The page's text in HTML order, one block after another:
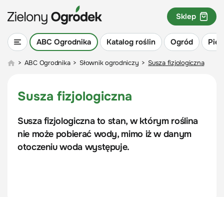
ABC Ogrodnika Katalog roślin Ogród
Sklep
> ABC Ogrodnika > Słownik ogrodniczy > Susza fizjologiczna
Susza fizjologiczna
Susza fizjologiczna to stan, w którym roślina
nie może pobierać wody, mimo iż w danym
otoczeniu woda występuje.